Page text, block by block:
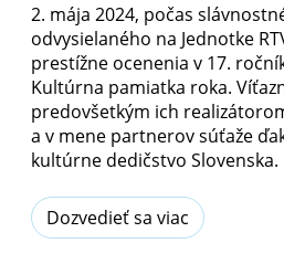
2. mája 2024, počas
odvysielaného na Jednotke
prestížne ocenenia v 17.
Kultúrna pamiatka roka.
predovšetkým ich
a v mene partnerov súťaže
kultúrne dedičstvo Slovenska.
Dozvedieť sa viac